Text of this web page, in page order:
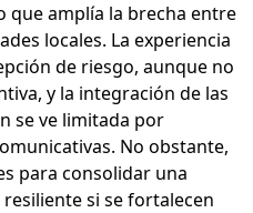
que amplía la brecha entre
locales. La experiencia
de riesgo, aunque no
y la integración de las
se ve limitada por
No obstante,
para consolidar una
si se fortalecen